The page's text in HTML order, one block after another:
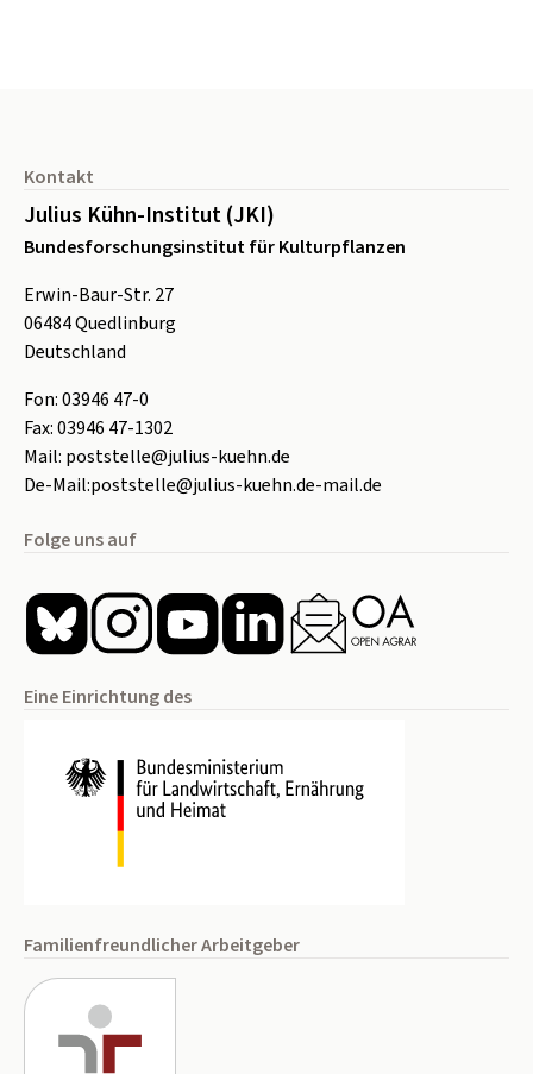
Kontakt
Julius Kühn-Institut (JKI)
Bundesforschungsinstitut für Kulturpflanzen
Erwin-Baur-Str. 27
06484Quedlinburg
Deutschland
Fon:03946 47-0
Fax:03946 47-1302
Mail: poststelle@julius-kuehn.de
De-Mail:poststelle@julius-kuehn.de-mail.de
Folge uns auf
Eine Einrichtung des
Familienfreundlicher Arbeitgeber